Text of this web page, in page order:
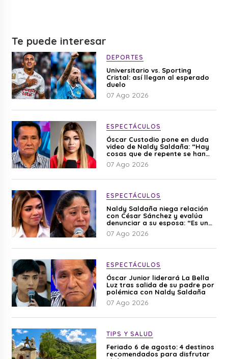
Te puede interesar
DEPORTES
Universitario vs. Sporting
Cristal: así llegan al esperado
duelo
07 Ago 2026
ESPECTÁCULOS
Óscar Custodio pone en duda
video de Naldy Saldaña: “Hay
cosas que de repente se han
editado”
07 Ago 2026
ESPECTÁCULOS
Naldy Saldaña niega relación
con César Sánchez y evalúa
denunciar a su esposa: “Es una
difamación”
07 Ago 2026
ESPECTÁCULOS
Óscar Junior liderará La Bella
Luz tras salida de su padre por
polémica con Naldy Saldaña
07 Ago 2026
TIPS Y SALUD
Feriado 6 de agosto: 4 destinos
recomendados para disfrutar